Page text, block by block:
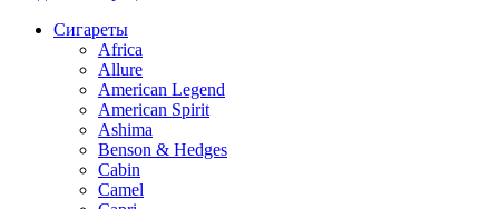
Сигареты
Africa
Allure
American Legend
American Spirit
Ashima
Benson & Hedges
Cabin
Camel